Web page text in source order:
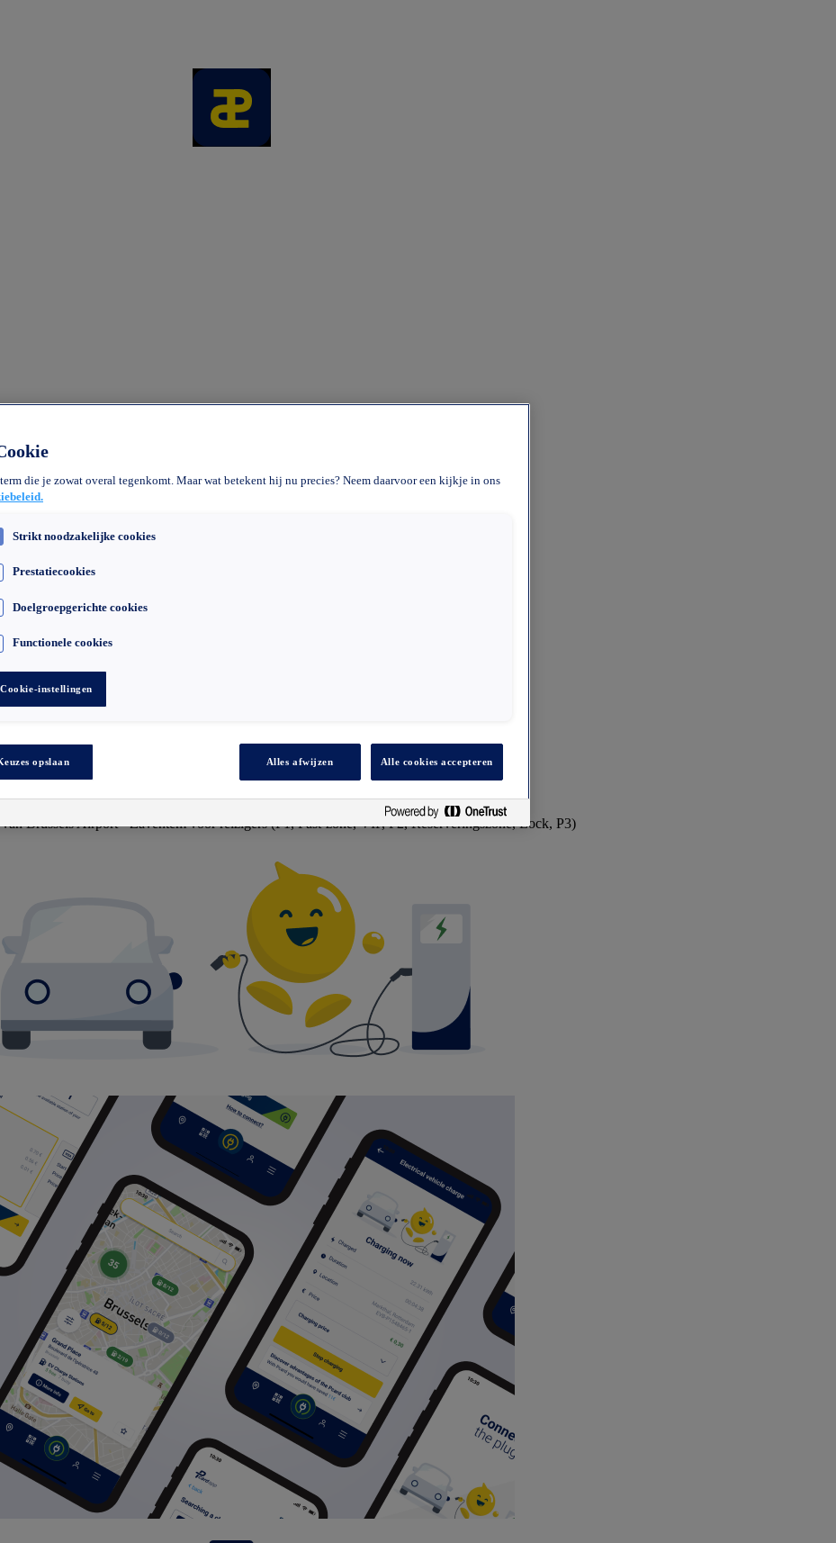
kan u extra kosten aanrekenen afhankelijk van uw abonnement
(met en zonder Pcard+).
Brussels Airport - Zaventem voor reizigers (P1, Fast-zone, VIP, P2, Reserveringszone, Lock, P3)
term die je zowat overal tegenkomt. Maar wat betekent hij nu precies? Neem daarvoor een kijkje in ons
Strikt noodzakelijke cookies
Prestatiecookies
Doelgroepgerichte cookies
Functionele cookies
Cookie-instellingen
opslaan Alles afwijzen Alle cookies accepteren